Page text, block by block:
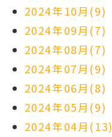
2024年10月(9)
2024年09月(7)
2024年08月(7)
2024年07月(9)
2024年06月(8)
2024年05月(9)
2024年04月(13)